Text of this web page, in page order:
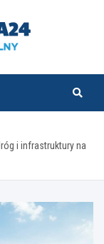
i infrastruktury na